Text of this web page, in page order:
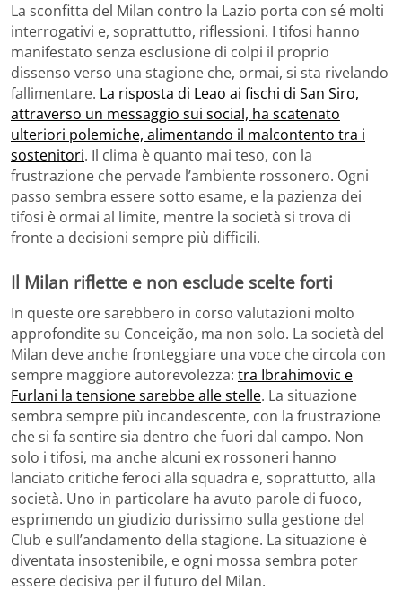
La sconfitta del Milan contro la Lazio porta con sé molti
interrogativi e, soprattutto, riflessioni. I tifosi hanno
manifestato senza esclusione di colpi il proprio
dissenso verso una stagione che, ormai, si sta rivelando
fallimentare. La risposta di Leao ai fischi di San Siro,
attraverso un messaggio sui social, ha scatenato
ulteriori polemiche, alimentando il malcontento tra i
sostenitori. Il clima è quanto mai teso, con la
frustrazione che pervade l’ambiente rossonero. Ogni
passo sembra essere sotto esame, e la pazienza dei
tifosi è ormai al limite, mentre la società si trova di
fronte a decisioni sempre più difficili.
Il Milan riflette e non esclude scelte forti
In queste ore sarebbero in corso valutazioni molto
approfondite su Conceição, ma non solo. La società del
Milan deve anche fronteggiare una voce che circola con
sempre maggiore autorevolezza: tra Ibrahimovic e
Furlani la tensione sarebbe alle stelle. La situazione
sembra sempre più incandescente, con la frustrazione
che si fa sentire sia dentro che fuori dal campo. Non
solo i tifosi, ma anche alcuni ex rossoneri hanno
lanciato critiche feroci alla squadra e, soprattutto, alla
società. Uno in particolare ha avuto parole di fuoco,
esprimendo un giudizio durissimo sulla gestione del
Club e sull’andamento della stagione. La situazione è
diventata insostenibile, e ogni mossa sembra poter
essere decisiva per il futuro del Milan.